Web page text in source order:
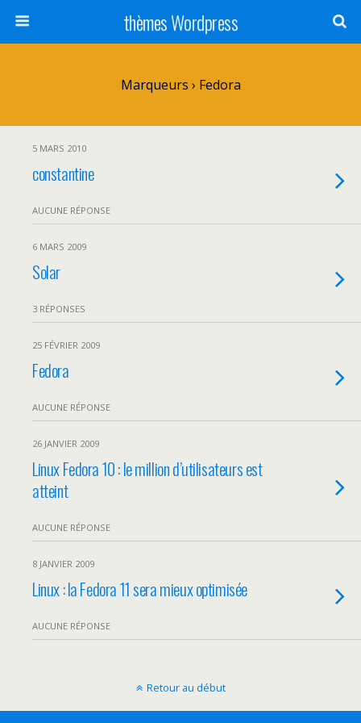
thèmes Wordpress
Marqueurs › Fedora
5 MARS 2010
constantine
AUCUNE RÉPONSE
6 MARS 2009
Solar
3 RÉPONSES
25 FÉVRIER 2009
Fedora
AUCUNE RÉPONSE
26 JANVIER 2009
Linux Fedora 10 : le million d’utilisateurs est
atteint
AUCUNE RÉPONSE
8 JANVIER 2009
Linux : la Fedora 11 sera mieux optimisée
AUCUNE RÉPONSE
Retour au début